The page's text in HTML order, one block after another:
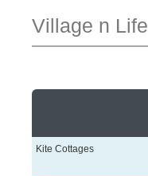
Village n Life
Kite Cottages